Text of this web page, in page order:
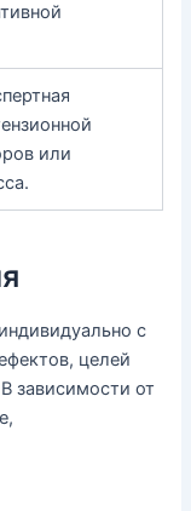
или
с
целей
зависимости от